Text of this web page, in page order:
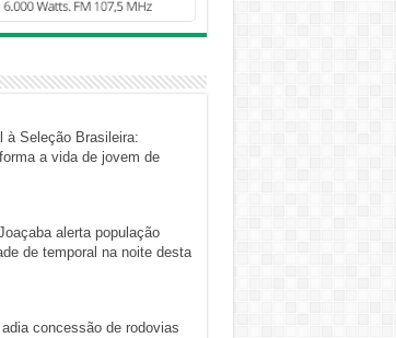
à Seleção Brasileira:
a vida de jovem de
alerta população
de temporal na noite desta
concessão de rodovias